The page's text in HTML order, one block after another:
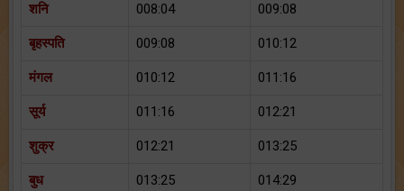
शनि 008:04 009:08
बृहस्पति 009:08 010:12
मंगल 010:12 011:16
सूर्य 011:16 012:21
शुक्र 012:21 013:25
बुध 013:25 014:29